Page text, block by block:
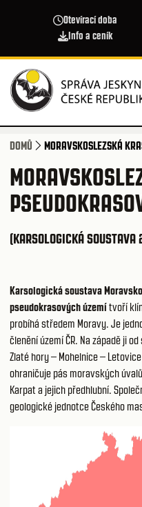
Otevírací doba
Info a ceník
DOMŮ MORAVSKOSLEZSKÁ
(KARSOLOGICKÁ
Karsologická soustava
pseudokrasových územítvoří
probíhá středem Moravy. Je
členěníúzemí ČR. Na západě ji
Zlaté hory – Mohelnice –
ohraničuje pás moravských
Karpat a jejich předhlubní.
geologické jednotce Českého